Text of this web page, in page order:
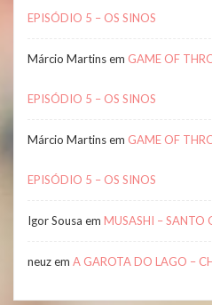
EPISÓDIO 5 – OS SINOS
Márcio Martinsem GAME OF
EPISÓDIO 5 – OS SINOS
Márcio Martinsem GAME OF
EPISÓDIO 5 – OS SINOS
Igor Sousa em MUSASHI – SANTO
neuzem A GAROTA DO LAGO –